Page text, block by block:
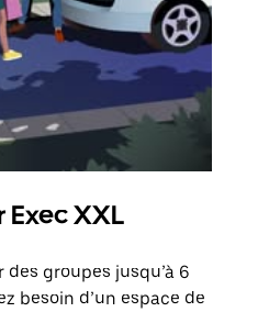
Exec XXL
groupes jusqu’à 6
besoin d’un espace de